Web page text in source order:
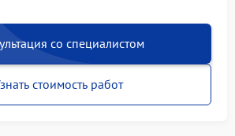
со специалистом
стоимость работ